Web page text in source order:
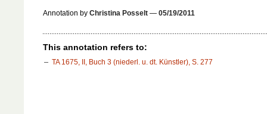
Annotation by Christina Posselt — 05/19/2011
This annotation refers to:
TA 1675, II, Buch 3 (niederl. u. dt. Künstler), S. 277